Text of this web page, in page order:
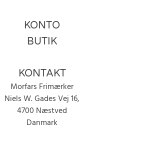
KONTO
BUTIK
KONTAKT
Morfars Frimærker
Niels W. Gades Vej 16,
4700 Næstved
Danmark